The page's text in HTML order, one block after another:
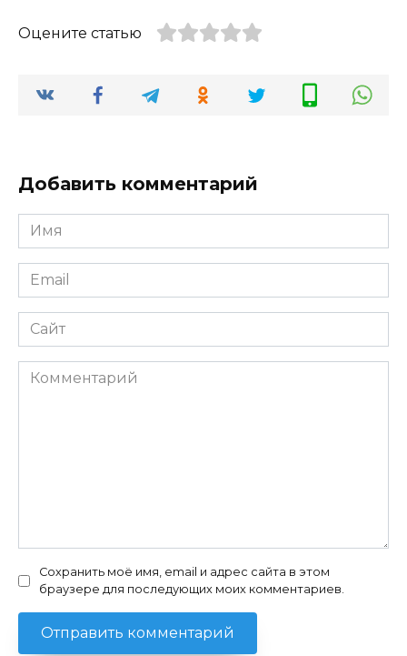
Оцените статью
Добавить комментарий
Имя
*
Email
*
Сайт
Комментарий
Сохранить моё имя, email и адрес сайта в этом
браузере для последующих моих комментариев.